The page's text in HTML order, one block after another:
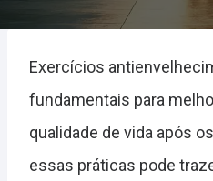
Exercícios
fundamentais para
qualidade de vida após
essas práticas pode